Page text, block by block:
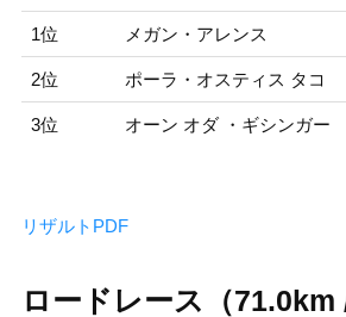
1位 メガン・アレンス
2位 ポーラ・オスティス タコ
3位 オーン オダ ・ギシンガー
リザルトPDF
ロードレース（71.0km